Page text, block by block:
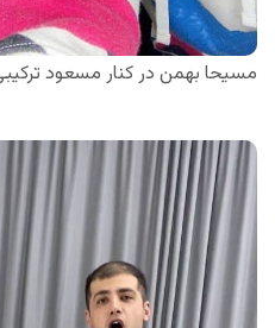
مسیحا بهمن در کنار مسعود